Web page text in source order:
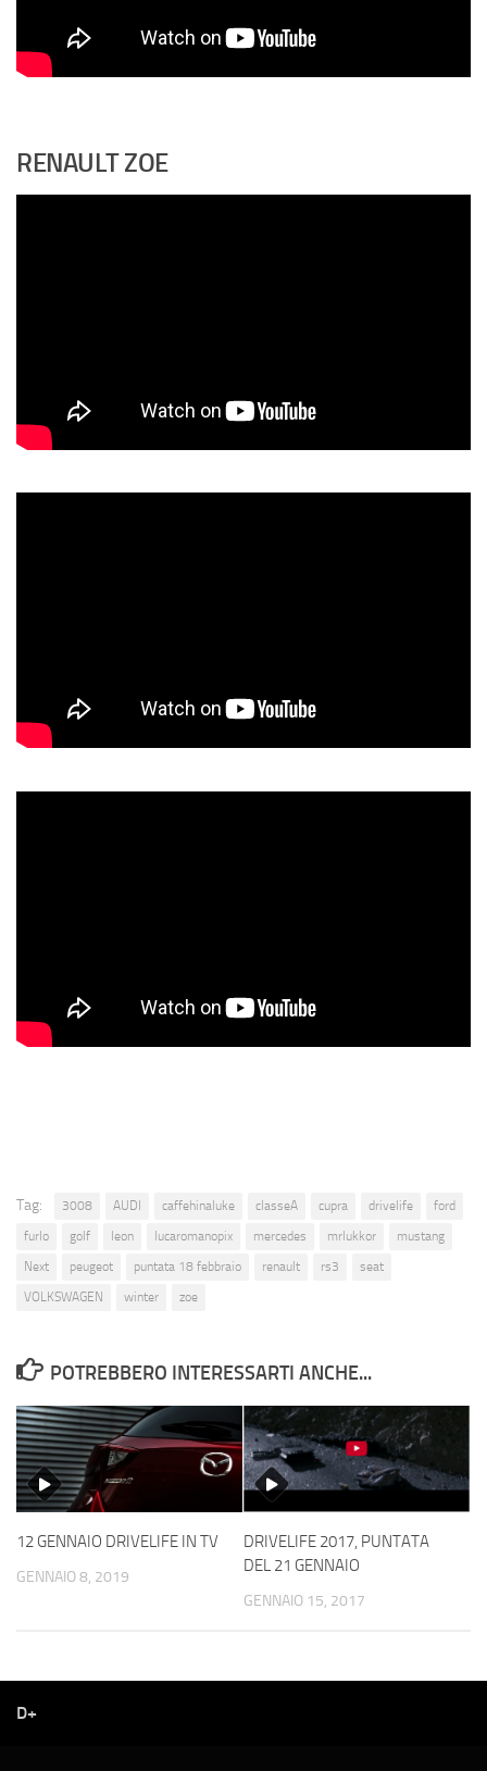
RENAULT ZOE
Tag: 3008 AUDI caffehinaluke classeA cupra drivelife
ford
furlo
golf leon lucaromanopix mercedes mrlukkor
mustang
Next
peugeot puntata 18 febbraio renault rs3
seat
VOLKSWAGEN
winter zoe
POTREBBERO INTERESSARTI ANCHE...
12 GENNAIO DRIVELIFE IN TV
GENNAIO 8, 2019
DRIVELIFE 2017, PUNTATA
DEL 21 GENNAIO
GENNAIO 15, 2017
D+